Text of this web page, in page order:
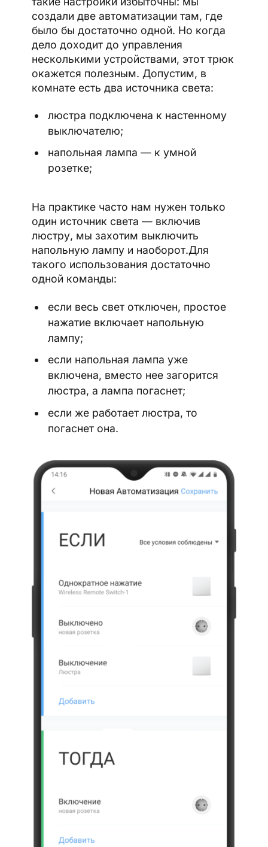
создали две автоматизации там, где
было бы достаточно одной. Но когда
дело доходит до управления
несколькими устройствами, этот трюк
окажется полезным. Допустим, в
комнате есть два источника света:
люстра подключена к настенному
выключателю;
напольная лампа — к умной
розетке;
На практике часто нам нужен только
один источник света — включив
люстру, мы захотим выключить
напольную лампу и наоборот.Для
такого использования достаточно
одной команды:
если весь свет отключен, простое
нажатие включает напольную
лампу;
если напольная лампа уже
включена, вместо нее загорится
люстра, а лампа погаснет;
если же работает люстра, то
погаснет она.